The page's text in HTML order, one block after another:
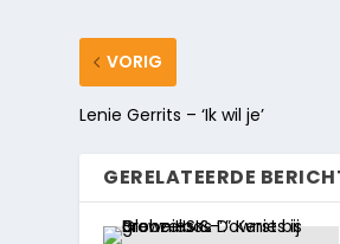
VORIG
Lenie Gerrits – ‘Ik wil je’
GERELATEERDE